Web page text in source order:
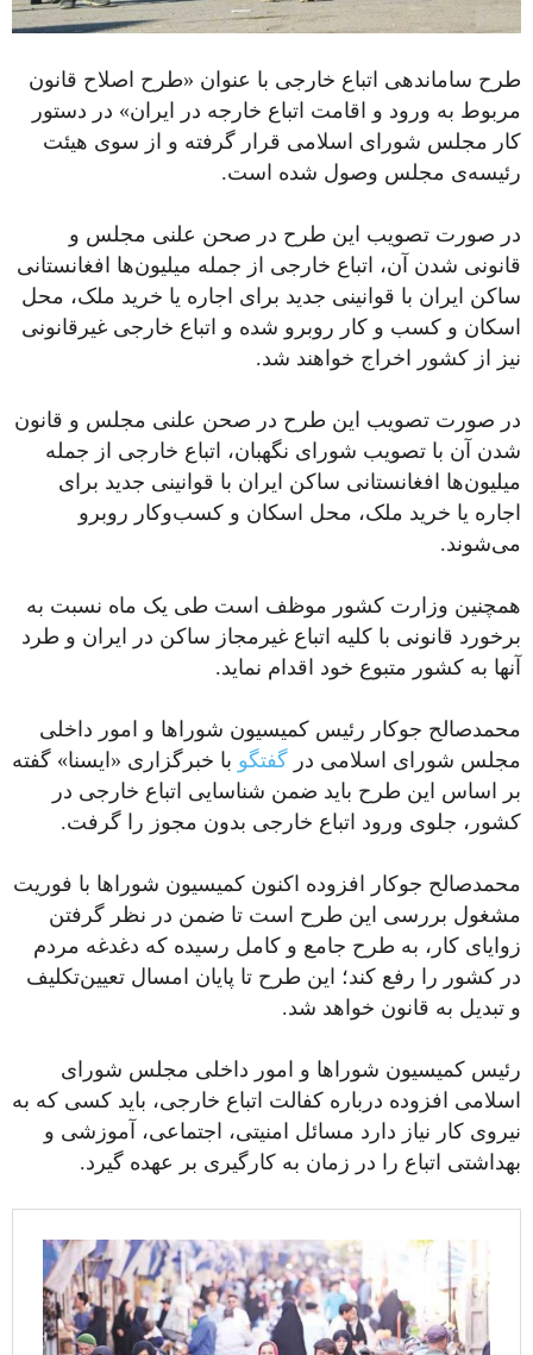
طرح ساماندهی اتباع خارجی با عنوان «طرح اصلاح قانون
مربوط به ورود و اقامت اتباع خارجه در ایران» در دستور
کار مجلس شورای اسلامی قرار گرفته و از سوی هیئت
رئیسه‌ی مجلس وصول شده است.
در صورت تصویب این طرح در صحن علنی مجلس و
قانونی شدن آن، اتباع خارجی از جمله میلیون‌ها افغانستانی
ساکن ایران با قوانینی جدید برای اجاره یا خرید ملک، محل
اسکان و کسب‌ و کار روبرو شده و اتباع خارجی غیرقانونی
نیز از کشور اخراج خواهند شد.
در صورت تصویب این طرح در صحن علنی مجلس و قانون
شدن آن با تصویب شورای نگهبان، اتباع خارجی از جمله
میلیون‌ها افغانستانی ساکن ایران با قوانینی جدید برای
اجاره یا خرید ملک، محل اسکان و کسب‌وکار روبرو
می‌شوند.
همچنین وزارت کشور موظف است طی یک ماه نسبت به
برخورد قانونی با کلیه اتباع غیرمجاز ساکن در ایران و طرد
آنها به کشور متبوع خود اقدام نماید.
محمدصالح جوکار رئیس کمیسیون شوراها و امور داخلی
مجلس شورای اسلامی در گفتگو با خبرگزاری «ایسنا» گفته
بر اساس این طرح باید ضمن شناسایی اتباع خارجی در
کشور،‌ جلوی ورود اتباع خارجی بدون مجوز را گرفت.
محمدصالح جوکار افزوده اکنون کمیسیون شوراها با فوریت
مشغول بررسی این طرح است تا ضمن در نظر گرفتن
زوایای کار،‌ به طرح جامع و کامل رسیده که دغدغه مردم
در کشور را رفع کند؛ این طرح تا پایان امسال تعیین‌تکلیف
و تبدیل به قانون خواهد شد.
رئیس کمیسیون شوراها و امور داخلی مجلس شورای
اسلامی افزوده درباره کفالت اتباع خارجی، باید کسی که به
نیروی کار نیاز دارد مسائل امنیتی، اجتماعی، آموزشی و
بهداشتی اتباع را در زمان به کارگیری بر عهده گیرد.